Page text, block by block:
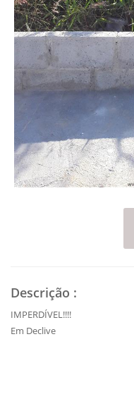
Descrição :
IMPERDÍVEL!!!!
Em Declive